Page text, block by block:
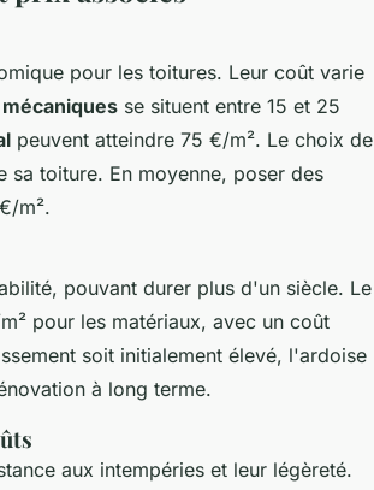
pour les toitures. Leur coût varie
se situent entre 15 et 25
peuvent atteindre 75 €/m². Le choix de
toiture. En moyenne, poser des
m².
pouvant durer plus d'un siècle. Le
pour les matériaux, avec un coût
soit initialement élevé, l'ardoise
à long terme.
aux intempéries et leur légèreté.